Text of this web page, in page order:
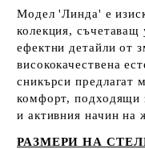
Модел 'Линда' е
колекция,
ефектни детайли от
висококачествена
сникърси предлагат
комфорт, подходящи
и активния начин на
РАЗМЕРИ НА